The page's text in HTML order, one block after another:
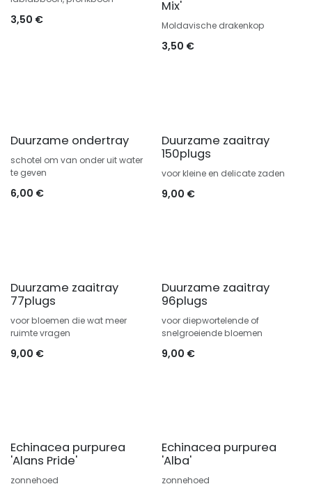
3,50 €
Mix'
Moldavische drakenkop
3,50 €
Duurzame ondertray
schotel om van onder uit water
te geven
6,00 €
Duurzame zaaitray
150plugs
voor kleine en delicate zaden
9,00 €
Duurzame zaaitray
77plugs
voor bloemen die wat meer
ruimte vragen
9,00 €
Duurzame zaaitray
96plugs
voor diepwortelende of
snelgroeiende bloemen
9,00 €
Echinacea purpurea
'Alans Pride'
zonnehoed
Echinacea purpurea
'Alba'
zonnehoed